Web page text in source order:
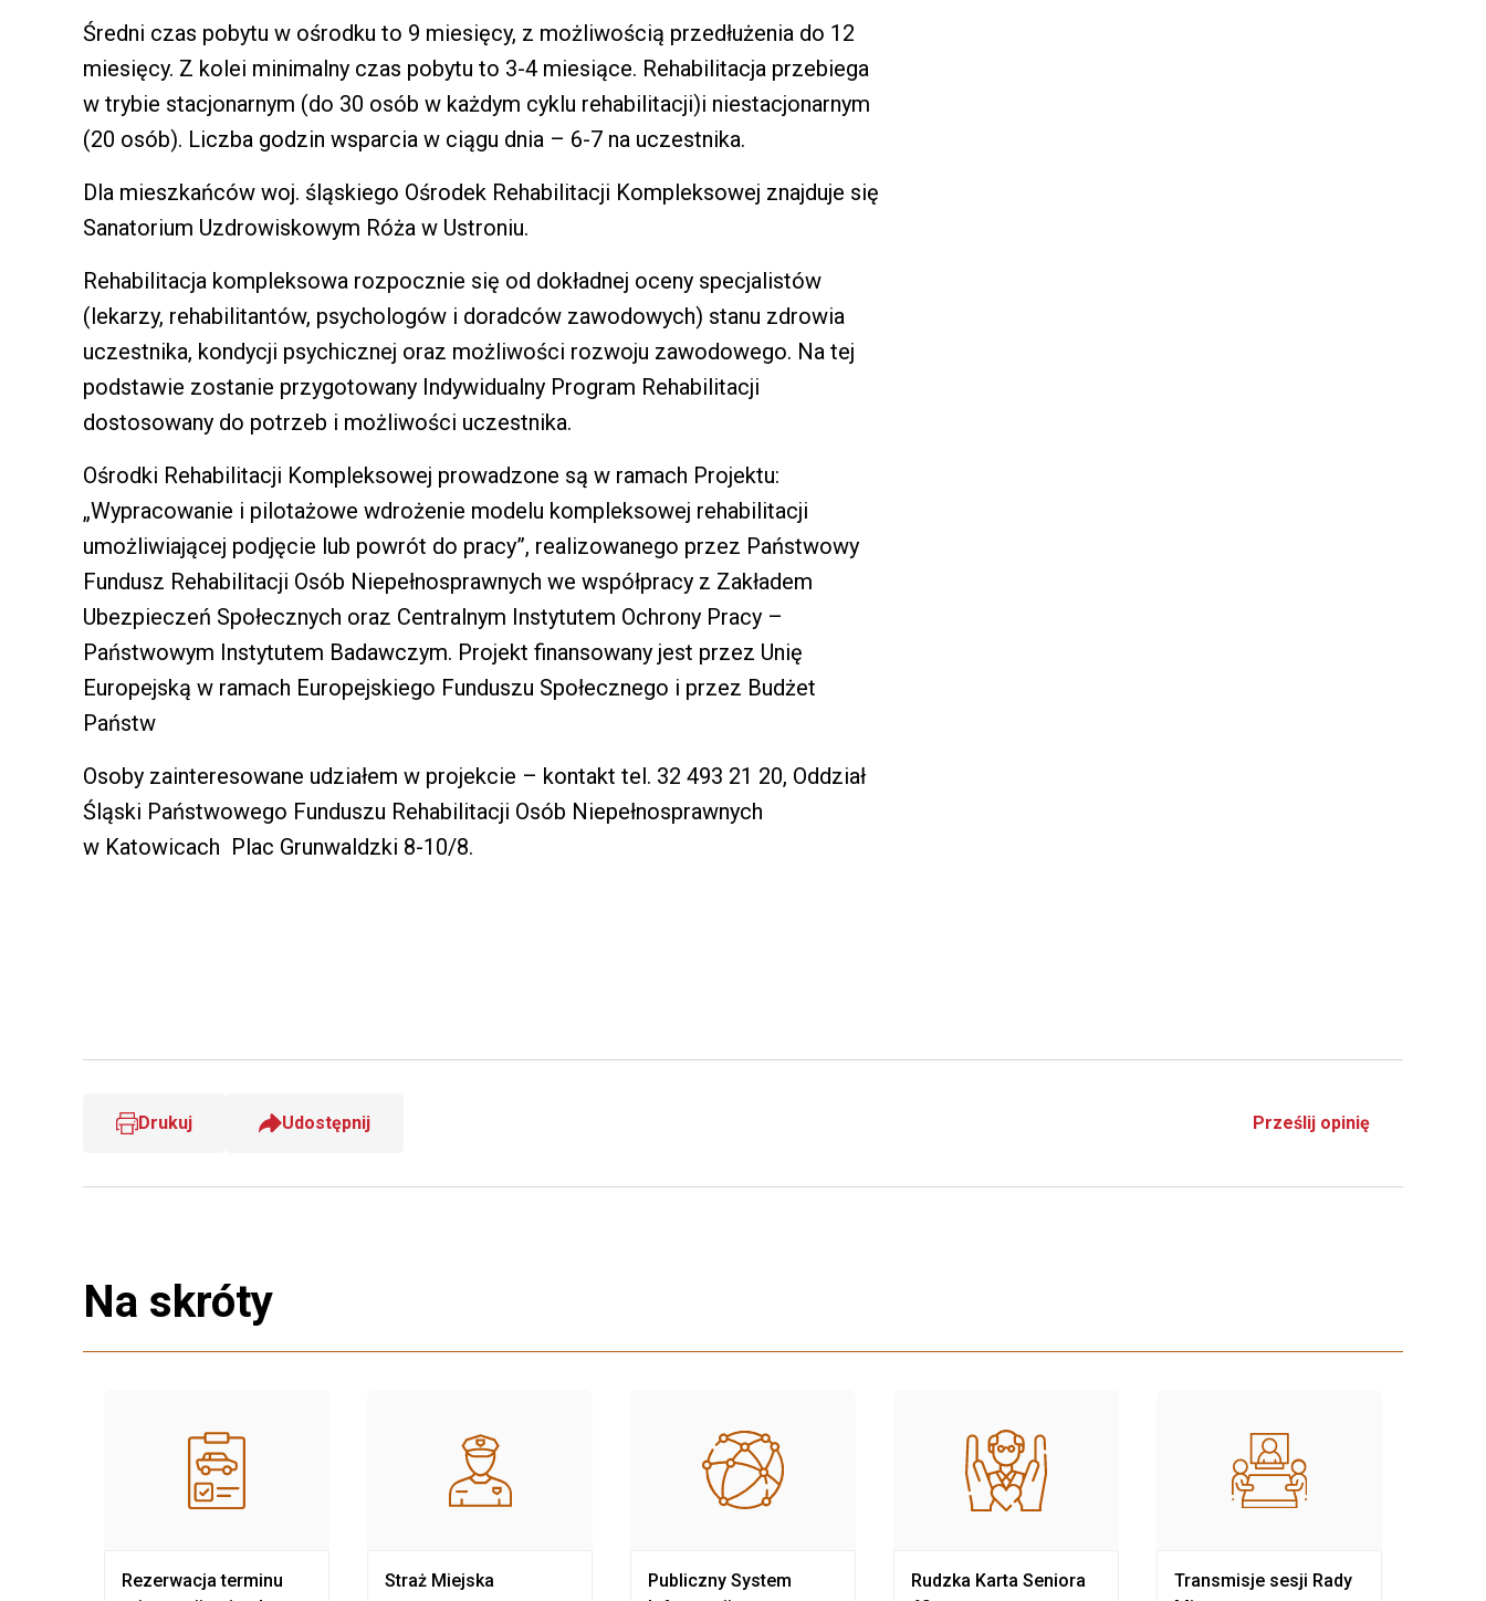
Średni czas pobytu w ośrodku to 9 miesięcy, z możliwością przedłużenia do 12
miesięcy. Z kolei minimalny czas pobytu to 3-4 miesiące. Rehabilitacja przebiega
w trybie stacjonarnym (do 30 osób w każdym cyklu rehabilitacji)i niestacjonarnym
(20 osób). Liczba godzin wsparcia w ciągu dnia – 6-7 na uczestnika.
Dla mieszkańców woj. śląskiego Ośrodek Rehabilitacji Kompleksowej znajduje się
Sanatorium Uzdrowiskowym Róża w Ustroniu.
Rehabilitacja kompleksowa rozpocznie się od dokładnej oceny specjalistów
(lekarzy, rehabilitantów, psychologów i doradców zawodowych) stanu zdrowia
uczestnika, kondycji psychicznej oraz możliwości rozwoju zawodowego. Na tej
podstawie zostanie przygotowany Indywidualny Program Rehabilitacji
dostosowany do potrzeb i możliwości uczestnika.
Ośrodki Rehabilitacji Kompleksowej prowadzone są w ramach Projektu:
„Wypracowanie i pilotażowe wdrożenie modelu kompleksowej rehabilitacji
umożliwiającej podjęcie lub powrót do pracy”, realizowanego przez Państwowy
Fundusz Rehabilitacji Osób Niepełnosprawnych we współpracy z Zakładem
Ubezpieczeń Społecznych oraz Centralnym Instytutem Ochrony Pracy –
Państwowym Instytutem Badawczym. Projekt finansowany jest przez Unię
Europejską w ramach Europejskiego Funduszu Społecznego i przez Budżet
Państw
Osoby zainteresowane udziałem w projekcie – kontakt tel. 32 493 21 20, Oddział
Śląski Państwowego Funduszu Rehabilitacji Osób Niepełnosprawnych
w Katowicach Plac Grunwaldzki 8-10/8.
Drukuj Udostępnij Prześlij opinię
Na skróty
Rezerwacja terminu
Straż Miejska
Publiczny System
Rudzka Karta Seniora
Transmisje sesji Rady